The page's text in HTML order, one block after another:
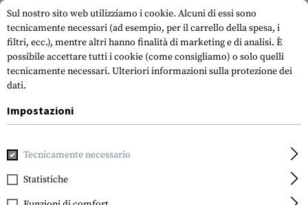
Sul nostro sito web utilizziamo i cookie. Alcuni di essi sono
tecnicamente necessari (ad esempio, per il carrello della spesa, i
filtri, ecc.), mentre altri hanno finalità di marketing e di analisi. È
possibile accettare tutti i cookie (come consigliamo) o solo quelli
tecnicamente necessari. Ulteriori informazioni sulla protezione dei
dati.
Impostazioni
Tecnicamente necessario
Statistiche